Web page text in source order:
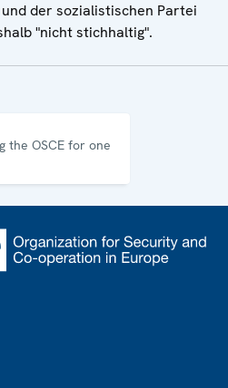
der sozialistischen Partei
"nicht stichhaltig".
the OSCE for one